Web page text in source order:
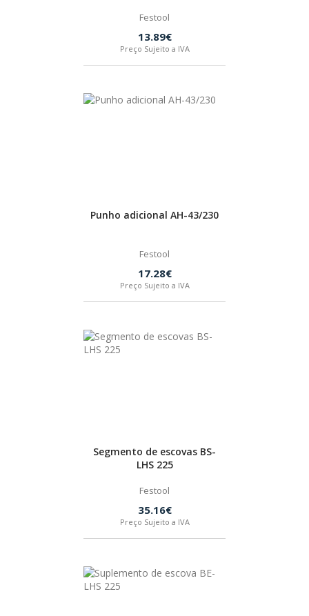
Festool
13.89€
Preço Sujeito a IVA
Punho adicional AH-43/230
Festool
17.28€
Preço Sujeito a IVA
Segmento de escovas BS-
LHS 225
Festool
35.16€
Preço Sujeito a IVA